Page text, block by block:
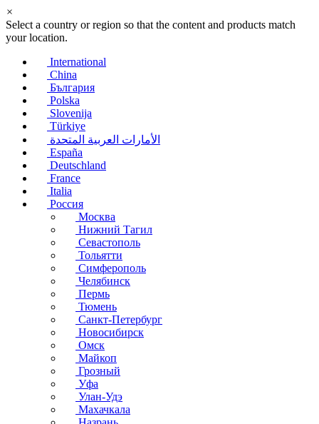
×
Select a country or region so that the content and products match
your location.
International
China
България
Polska
Slovenija
Türkiye
الأمارات العربية المتحدة
España
Deutschland
France
Italia
Россия
Москва
Нижний Тагил
Севастополь
Тольятти
Симферополь
Челябинск
Пермь
Тюмень
Санкт-Петербург
Новосибирск
Омск
Майкоп
Грозный
Уфа
Улан-Удэ
Махачкала